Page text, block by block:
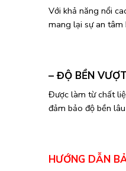
Với khả năng nổi
mang lại sự an tâm
– ĐỘ BỀN
Được làm từ chất
đảm bảo độ bền
HƯỚNG DẪN